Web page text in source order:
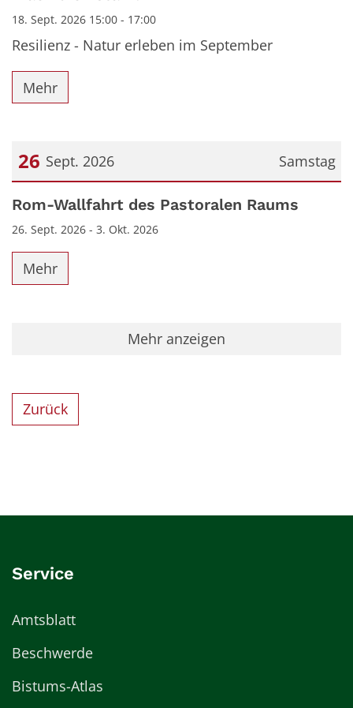
18. Sept. 2026 15:00 - 17:00
Resilienz - Natur erleben im September
Mehr
Samstag
26 Sept. 2026
Datum: 26. September 2026
Rom-Wallfahrt des Pastoralen Raums
26. Sept. 2026 - 3. Okt. 2026
Mehr
Mehr anzeigen
Zurück
Service
Amtsblatt
Beschwerde
Bistums-Atlas